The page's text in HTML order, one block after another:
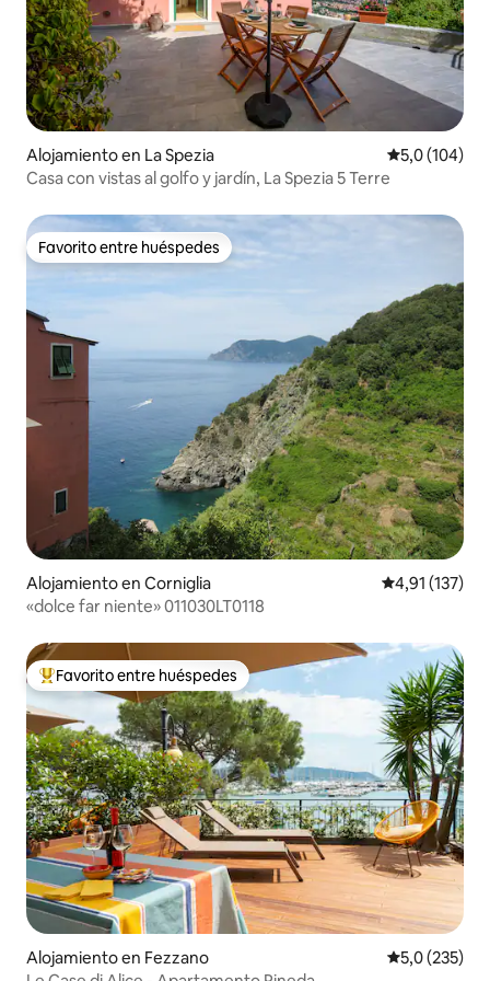
Alojamiento en La Spezia Calificación
5,0 (104)
Casa con vistas al golfo y jardín, La Spezia 5 Terre
Favorito entre huéspedes
Favorito entre huéspedes
Alojamiento en Corniglia Calificación
4,91 (137)
«dolce far niente» 011030LT0118
Favorito entre los huéspedes más destacados
Favorito entre huéspedes
Alojamiento en Fezzano Calificación
5,0 (235)